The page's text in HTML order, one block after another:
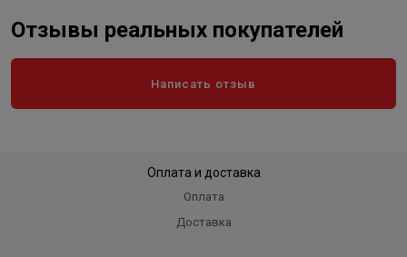
Отзывы реальных покупателей
Написать отзыв
Оплата и доставка
Оплата
Доставка